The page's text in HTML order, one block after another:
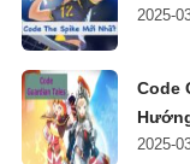
2025-
Code
2025-